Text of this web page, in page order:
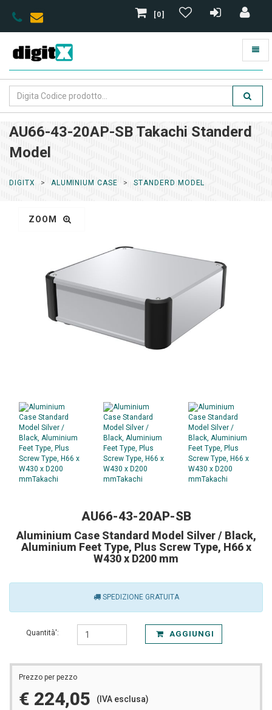
[0]
AU66-43-20AP-SB Takachi Standerd
Model
DIGITX ALUMINIUM CASE STANDERD MODEL
ZOOM
AU66-43-20AP-SB
Aluminium Case Standard Model Silver / Black,
Aluminium Feet Type, Plus Screw Type, H66 x
W430 x D200 mm
SPEDIZIONE GRATUITA
Quantità': AGGIUNGI
Prezzo per pezzo
€ 224,05 (IVA esclusa)